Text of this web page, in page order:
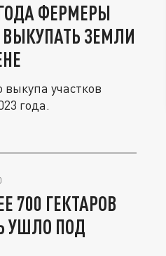
ФЕРМЕРЫ
ЗЕМЛИ
участков
года.
700 ГЕКТАРОВ
УШЛО ПОД